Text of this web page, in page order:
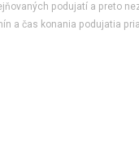
podujatí a preto
a čas konania podujatia